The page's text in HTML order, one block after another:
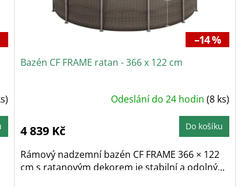
–14 %
Bazén CF FRAME ratan - 366 x 122 cm
Odeslání do 24 hodin (8 ks)
4 839 Kč Do košíku
Rámový nadzemní bazén CF FRAME 366 × 122
cm s ratanovým dekorem je stabilní a odolný...